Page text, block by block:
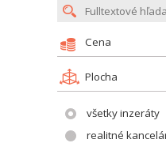
Cena
Plocha
všetky inzeráty
realitné